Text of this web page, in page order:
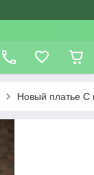
Новый платье С